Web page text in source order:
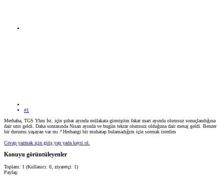
#1
Merhaba, TGS Yhm İst. için şubat ayında mülakata girmiştim fakat mart ayında olumsuz sonuçlandığına
dair sms geldi. Daha sonrasında Nisan ayında ve bugün tekrar olumsuz olduğuna dair mesaj geldi. Benzer
bir durumu yaşayan var mı ? Herhangi bir muhatap bulamadığım için sormak istedim
Cevap yazmak için giriş yap yada kayıt ol.
Konuyu görüntüleyenler
Toplam: 1 (Kullanıcı: 0, ziyaretçi: 1)
Paylaş: